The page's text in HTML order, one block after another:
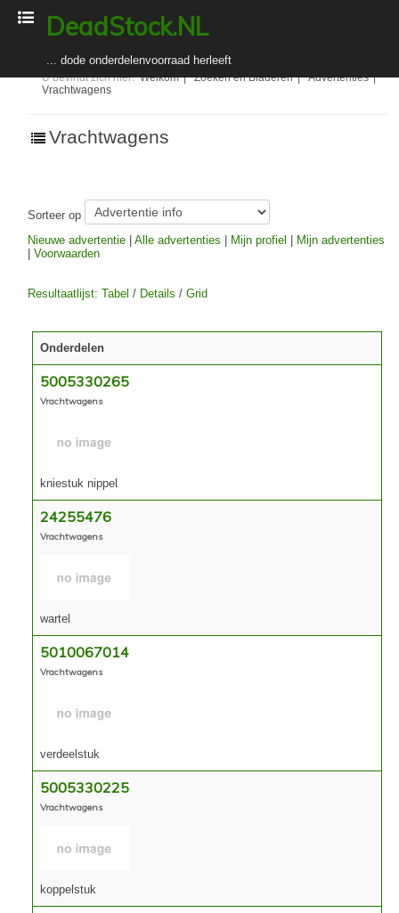
DeadStock.NL
... dode onderdelenvoorraad herleeft
Zoeken en Bladeren
Abonnement kopen (registreren) / verlengen
In-/uitloggen
Organisatie
Algemene voorwaarden
Nieuws
Contact
U bevindt zich hier:Welkom | Zoeken en Bladeren | Advertenties |
Vrachtwagens
Vrachtwagens
Sorteer op
Nieuwe advertentie |Alle advertenties Mijn profiel
Mijn advertenties
|Voorwaarden
Resultaatlijst: Tabel / Details /Grid
Onderdelen
5005330265
Vrachtwagens
kniestuk nippel
24255476
Vrachtwagens
wartel
5010067014
Vrachtwagens
verdeelstuk
5005330225
Vrachtwagens
koppelstuk